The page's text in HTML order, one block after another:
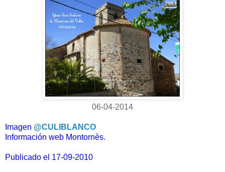
06-04-2014
Imagen @CULIBLANCO
Información web Montornès.
Publicado el 17-09-2010